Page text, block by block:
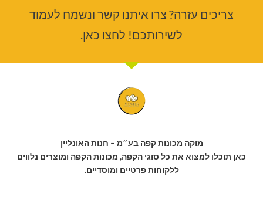
צריכים עזרה? צרו איתנו קשר ונשמח לעמוד
לשירותכם! לחצו כאן.
מוקה מכונות קפה בע״מ – חנות האונליין
כאן תוכלו למצוא את כל סוגי הקפה, מכונות הקפה ומוצרים נלווים
ללקוחות פרטיים ומוסדיים.